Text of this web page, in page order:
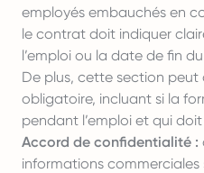
employés embauchés en
le contrat doit indiquer
l’emploi ou la date de fin
De plus, cette section
obligatoire, incluant si la
pendant l’emploi et qui
Accord de confidentialité :
informations commerciales